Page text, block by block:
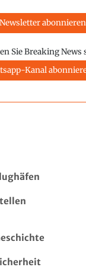
Newsletter abonnieren
Sie Breaking
Kanal